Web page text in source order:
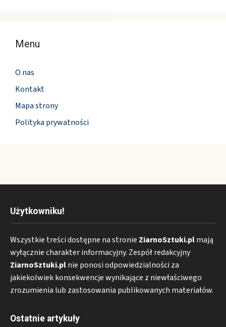
Menu
O nas
Kontakt
Mapa strony
Polityka prywatności
Użytkowniku!
Wszystkie treści dostępne na stronie ZiarnoSztuki.plmają
wyłącznie charakter informacyjny. Zespół redakcyjny
ZiarnoSztuki.plnie ponosi odpowiedzialności za
jakiekolwiek konsekwencje wynikające z niewłaściwego
zrozumienia lub zastosowania publikowanych materiałów.
Ostatnie artykuły